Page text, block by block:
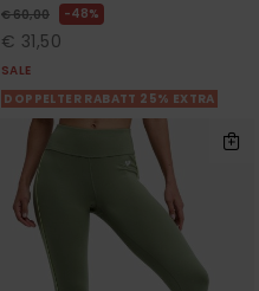
€ 60,00 48%
€ 31,50
SALE
DOPPELTER RABATT 25% EXTRA